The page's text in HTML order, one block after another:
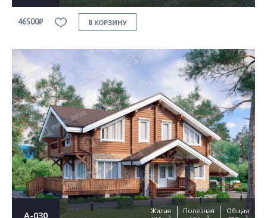
46500₽ В КОРЗИНУ
А-030
Жилая
Полезная
Общая